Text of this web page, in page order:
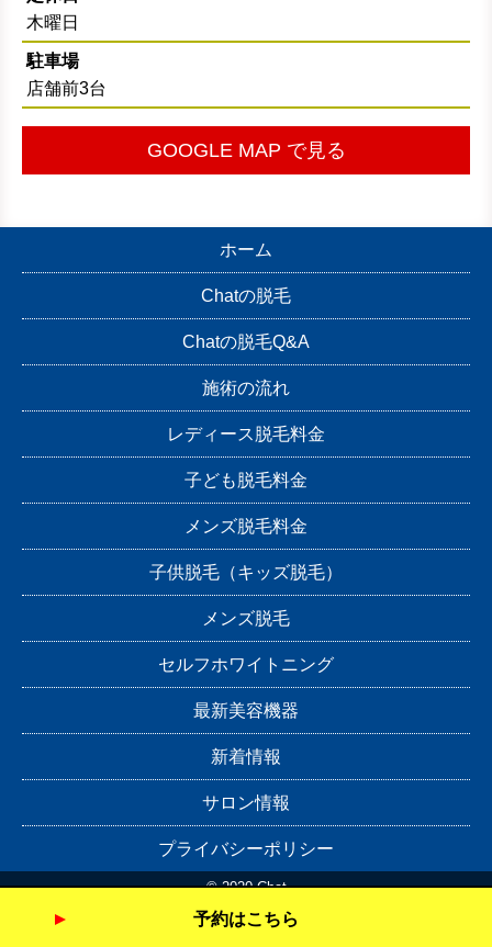
予約はこちら
木曜日
駐車場
店舗前3台
GOOGLE MAP で見る
ホーム
Chatの脱毛
Chatの脱毛Q&A
施術の流れ
レディース脱毛料金
子ども脱毛料金
メンズ脱毛料金
子供脱毛（キッズ脱毛）
メンズ脱毛
セルフホワイトニング
最新美容機器
新着情報
サロン情報
プライバシーポリシー
© 2020 Chat